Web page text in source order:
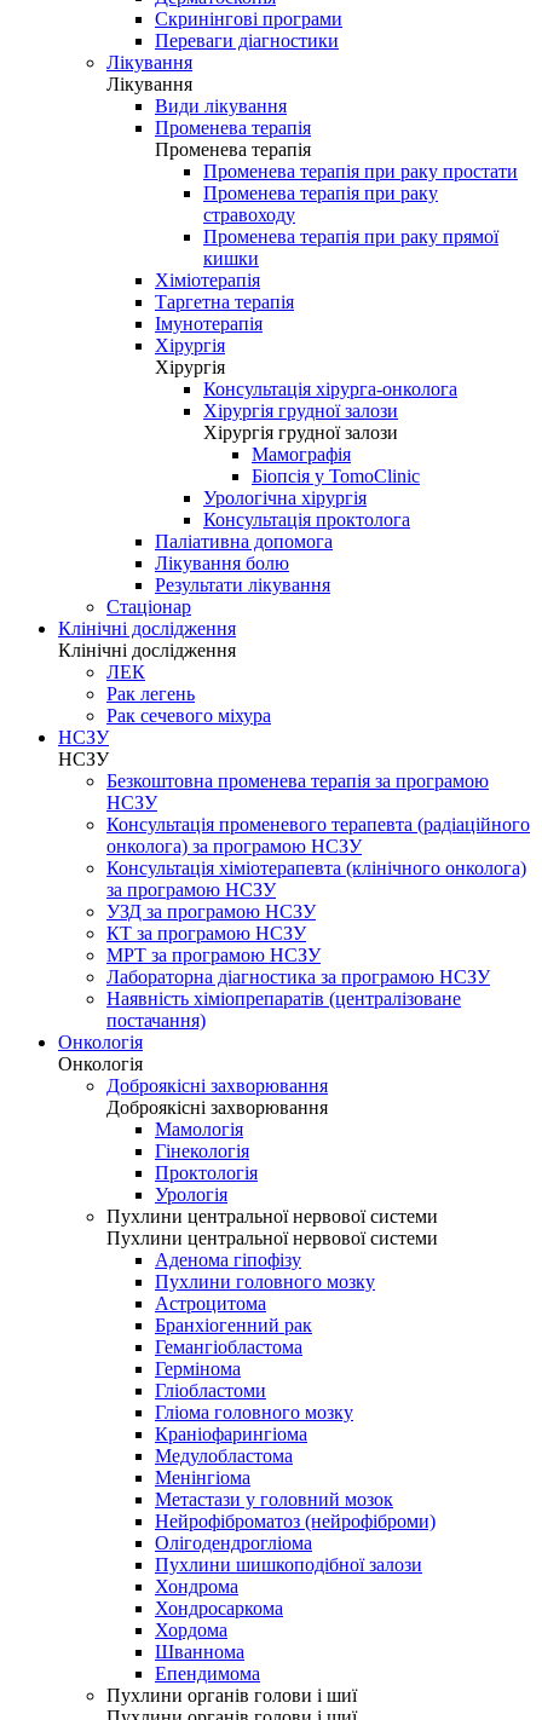
Скринінгові програми
Переваги діагностики
Лікування
Лікування
Види лікування
Променева терапія
Променева терапія
Променева терапія при раку простати
Променева терапія при раку
стравоходу
Променева терапія при раку прямої
кишки
Хіміотерапія
Таргетна терапія
Імунотерапія
Хірургія
Хірургія
Консультація хірурга-онколога
Хірургія грудної залози
Хірургія грудної залози
Мамографія
Біопсія у TomoClinic
Урологічна хірургія
Консультація проктолога
Паліативна допомога
Лікування болю
Результати лікування
Стаціонар
Клінічні дослідження
Клінічні дослідження
ЛЕК
Рак легень
Рак сечевого міхура
НСЗУ
НСЗУ
Безкоштовна променева терапія за програмою
НСЗУ
Консультація променевого терапевта (радіаційного
онколога) за програмою НСЗУ
Консультація хіміотерапевта (клінічного онколога)
за програмою НСЗУ
УЗД за програмою НСЗУ
КТ за програмою НСЗУ
МРТ за програмою НСЗУ
Лабораторна діагностика за програмою НСЗУ
Наявність хіміопрепаратів (централізоване
постачання)
Онкологія
Онкологія
Доброякісні захворювання
Доброякісні захворювання
Мамологія
Гінекологія
Проктологія
Урологія
Пухлини центральної нервової системи
Пухлини центральної нервової системи
Аденома гіпофізу
Пухлини головного мозку
Астроцитома
Бранхіогенний рак
Гемангіобластома
Гермінома
Гліобластоми
Гліома головного мозку
Краніофарингіома
Медулобластома
Менінгіома
Метастази у головний мозок
Нейрофіброматоз (нейрофіброми)
Олігодендрогліома
Пухлини шишкоподібної залози
Хондрома
Хондросаркома
Хордома
Шваннома
Епендимома
Пухлини органів голови і шиї